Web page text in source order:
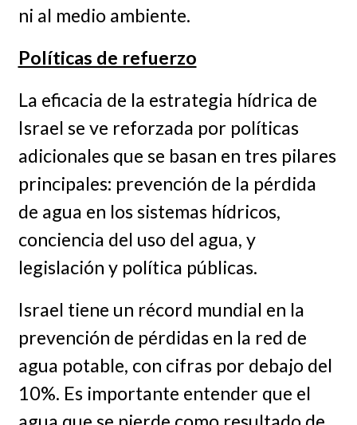
ni al medio ambiente.
Políticas de refuerzo
La eficacia de la estrategia hídrica de
Israel se ve reforzada por políticas
adicionales que se basan en tres pilares
principales: prevención de la pérdida
de agua en los sistemas hídricos,
conciencia del uso del agua, y
legislación y política públicas.
Israel tiene un récord mundial en la
prevención de pérdidas en la red de
agua potable, con cifras por debajo del
10%. Es importante entender que el